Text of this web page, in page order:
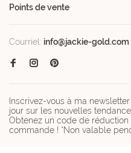
Points de vente
Courriel: info@jackie-gold.com
Inscrivez-vous à ma
jour sur les nouvelles
Obtenez un code de réduction
commande ! *Non valable